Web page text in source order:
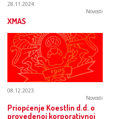
28.11.2024.
Novosti
XMAS
08.12.2023.
Novosti
Priopćenje Koestlin d.d. o
provedenoj korporativnoj